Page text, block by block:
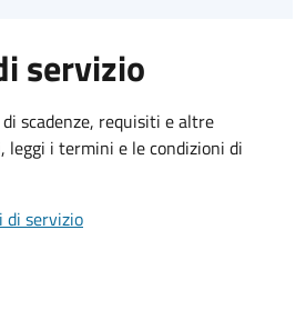
servizio
scadenze, requisiti e altre
i termini e le condizioni di
di servizio